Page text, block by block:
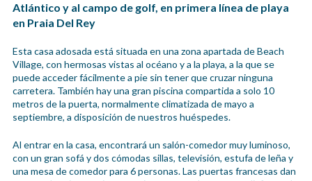
Atlántico y al campo de golf, en primera línea de playa
en Praia Del Rey
Esta casa adosada está situada en una zona apartada de Beach
Village, con hermosas vistas al océano y a la playa, a la que se
puede acceder fácilmente a pie sin tener que cruzar ninguna
carretera. También hay una gran piscina compartida a solo 10
metros de la puerta, normalmente climatizada de mayo a
septiembre, a disposición de nuestros huéspedes.
Al entrar en la casa, encontrará un salón-comedor muy luminoso,
con un gran sofá y dos cómodas sillas, televisión, estufa de leña y
una mesa de comedor para 6 personas. Las puertas francesas dan